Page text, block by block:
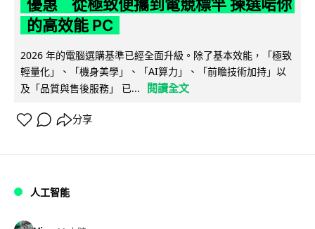
優惠 從極致便攜到電競標竿 揀選啱你
的高效能 PC
2026 年的電腦選購基準已經全面升級。除了基本效能，「極致
輕量化」、「機身美學」、「AI算力」、「前瞻技術加持」以
及「品質與售後服務」 已...
閱讀全文
分享
人工智能